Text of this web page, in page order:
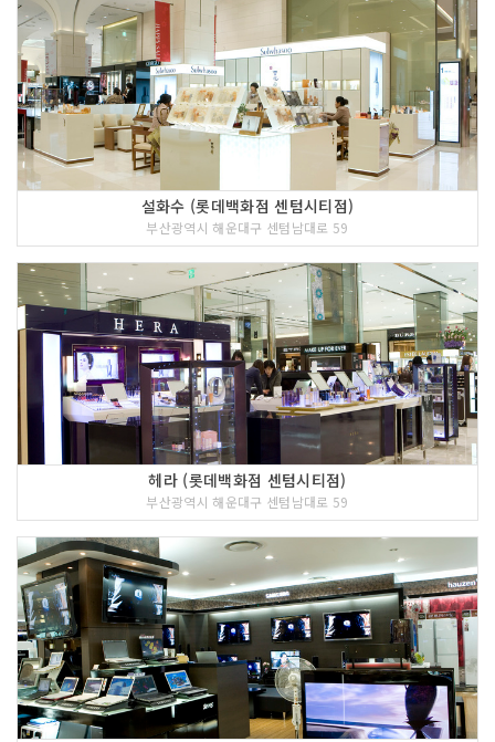
설화수 (롯데백화점 센텀시티점)
부산광역시 해운대구 센텀남대로 59
헤라 (롯데백화점 센텀시티점)
부산광역시 해운대구 센텀남대로 59